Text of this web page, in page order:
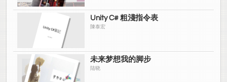
Unity C# 粗淺指令表
陳泰宏
未来梦想我的脚步
陆晓